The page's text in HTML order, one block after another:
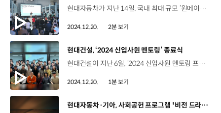
현대자동차가 지난 14일, 국내 최대 규모 ‘원메이크 레이스’인 ‘현대 N 페스티벌’의 2024시즌 종합 시상식을 진행했습니다. 이번 시상식에서는 올해 가장 뛰어난 성적을 거둔 팀과 선수에게 트로피를 전달하고, ‘2025 뉘르부르크링 24시 내구레이스’에 참가할 ‘현대 주니어 드라이버’를 선정했는데요. 경기 성적과 운전 기술, 기술적 이해도 등을 종합적으로 판단한 결과 DCT 레이싱팀의 김영찬 선수가 선발됐습니다. 한편, 2025시즌 현대 N 페스티벌은 내년 4월, 1라운드를 시작으로 11월까지 총 6차례 경기가 진행되는데요. 11월에 치러질 최종전에는 ‘중국 현대 N 컵’과 ‘미국 현대 N 트로피컵’ 우승자도 출전해 국내 선수들과 실력을 겨룰 예정입니다. 한편, 내년 10월에는 ‘TCR 월드투어’가 국내 최초로 진행되며, 9월과 10월에는 ‘TCR 아시아투어’도 진행될 계획인데요. 현대자동차는 앞으로도 국내 선수의 해외 진출을 지원하고 글로벌 대회를 유치해 모터스포츠 발전에 기여할 예정입니다.
2024.12.20. 2분 보기
[동영상]
현대건설, ‘2024 신입사원 멘토링’ 종료식
현대건설이 지난 6일, ‘2024 신입사원 멘토링 프로그램’을 마무리하는 행사를 가졌습니다. 현대건설은 팀장급 멘토와 신입사원 멘티가 업무와 경력 개발의 노하우를 공유하고 유대감을 쌓는 멘토링 프로그램을 운영하고 있는데요. 이날, 50여 명의 멘토와 멘티는 그동안의 성과를 공유하고, 우수 멘토 ·멘티 시상과 함께 지난 3개월간의 활동을 마무리했습니다. 이날 행사에 앞서 멘토와 멘티들은 마지막 그룹 활동으로, 계동 본사 인근에 거주하는 어르신들을 찾아 겨울을 따뜻하고 건강하게 날 수 있는 물품을 전달하며 지역 사회와의 유대감을 강화하고 이웃사랑을 실천했습니다. 현대건설은 앞으로도 멘토링 등 다양한 프로그램을 통해 미래를 책임질 신입사원들을 응원하고 지원해 갈 계획입니다.
2024.12.20. 1분 보기
[동영상]
현대자동차·기아, 사회공헌 프로그램 '비전 드라이브' 운영